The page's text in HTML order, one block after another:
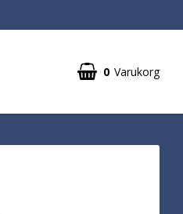
0 Varukorg